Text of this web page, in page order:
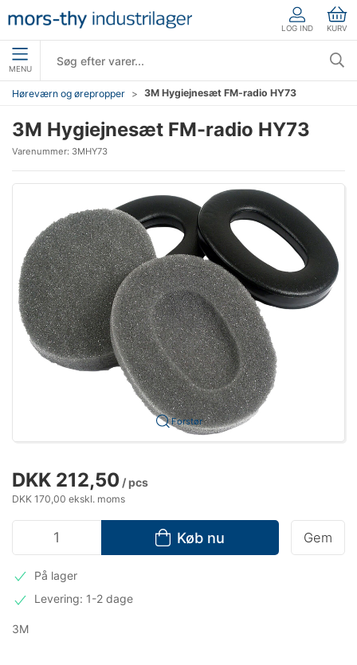
LOG IND KURV
MENU
Høreværn og ørepropper 3M Hygiejnesæt FM-radio HY73
3M Hygiejnesæt FM-radio HY73
Varenummer: 3MHY73
Forstør
DKK 212,50 / pcs
DKK 170,00 ekskl. moms
Køb nu Gem
På lager
Levering: 1-2 dage
3M